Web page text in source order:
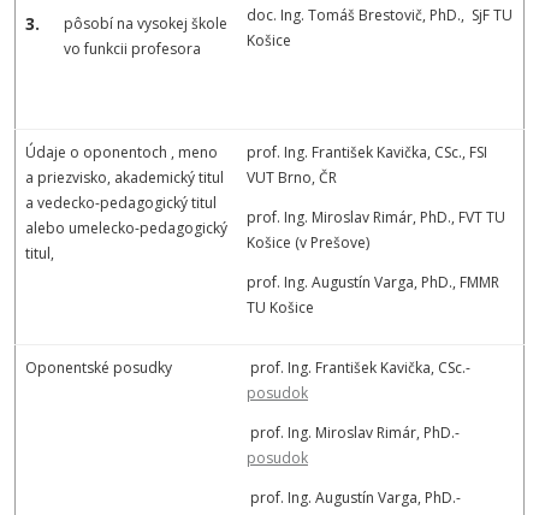
pôsobí na vysokej škole
vo funkcii profesora
doc. Ing. Tomáš Brestovič, PhD., SjF TU
Košice
Údaje o oponentoch , meno
a priezvisko, akademický titul
a vedecko-pedagogický titul
alebo umelecko-pedagogický
titul,
prof. Ing. František Kavička, CSc., FSI
VUT Brno, ČR
prof. Ing. Miroslav Rimár, PhD., FVT TU
Košice (v Prešove)
prof. Ing. Augustín Varga, PhD., FMMR
TU Košice
Oponentské posudky
prof. Ing. František Kavička, CSc.-
posudok
prof. Ing. Miroslav Rimár, PhD.-
posudok
prof. Ing. Augustín Varga, PhD.-